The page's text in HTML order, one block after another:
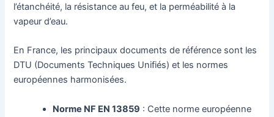
l’étanchéité, la résistance au feu, et la perméabilité à la
vapeur d’eau.
En France, les principaux documents de référence sont les
DTU (Documents Techniques Unifiés) et les normes
européennes harmonisées.
Norme NF EN 13859 : Cette norme européenne